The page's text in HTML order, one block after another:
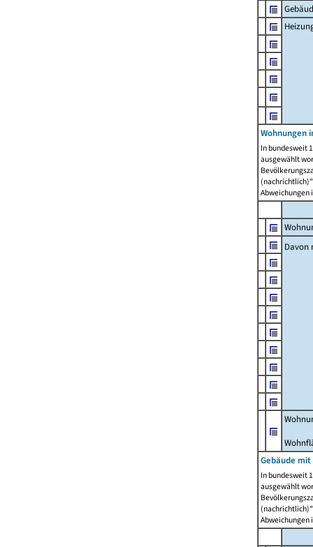
Wohnungen
In bundesweit
ausgewählt
Abweichungen
Davon
Gebäude
In bundesweit
ausgewählt
Abweichungen